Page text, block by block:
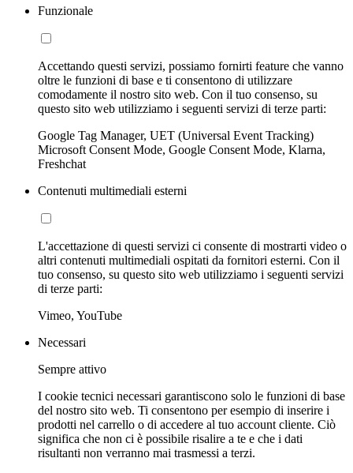
Funzionale
Accettando questi servizi, possiamo fornirti feature che vanno
oltre le funzioni di base e ti consentono di utilizzare
comodamente il nostro sito web. Con il tuo consenso, su
questo sito web utilizziamo i seguenti servizi di terze parti:
Google Tag Manager, UET (Universal Event Tracking)
Microsoft Consent Mode, Google Consent Mode, Klarna,
Freshchat
Contenuti multimediali esterni
L'accettazione di questi servizi ci consente di mostrarti video o
altri contenuti multimediali ospitati da fornitori esterni. Con il
tuo consenso, su questo sito web utilizziamo i seguenti servizi
di terze parti:
Vimeo, YouTube
Necessari
Sempre attivo
I cookie tecnici necessari garantiscono solo le funzioni di base
del nostro sito web. Ti consentono per esempio di inserire i
prodotti nel carrello o di accedere al tuo account cliente. Ciò
significa che non ci è possibile risalire a te e che i dati
risultanti non verranno mai trasmessi a terzi.